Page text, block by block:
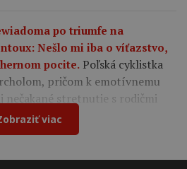
po triumfe na
Nešlo mi iba o víťazstvo,
pocite. Poľská cyklistka
pričom k emotívnemu
stretnutie s rodičmi
viac